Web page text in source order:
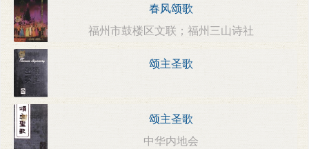
春风颂歌
福州市鼓楼区文联；福州三山诗社
颂主圣歌
颂主圣歌
中华内地会